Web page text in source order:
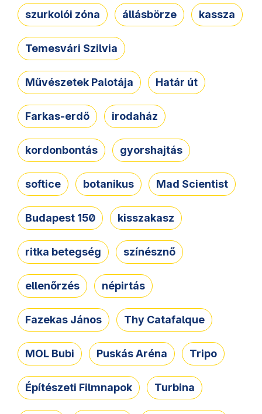
szurkolói zóna állásbörze kassza
Temesvári Szilvia
Művészetek Palotája Határ út
Farkas-erdő irodaház
kordonbontás gyorshajtás
softice botanikus Mad Scientist
Budapest 150 kisszakasz
ritka betegség színésznő
ellenőrzés népirtás
Fazekas János Thy Catafalque
MOL Bubi Puskás Aréna Tripo
Építészeti Filmnapok Turbina